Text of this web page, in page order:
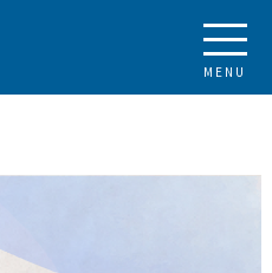
MENU